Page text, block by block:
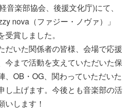
音楽部協会、後援文化庁)にて、
nova（ファジー・ノヴァ）」
賞しました。
だいた関係者の皆様、会場で応援
今まで活動を支えていただいた保
、OB・OG、関わっていただいた
し上げます。今後とも音楽部の活
いします！